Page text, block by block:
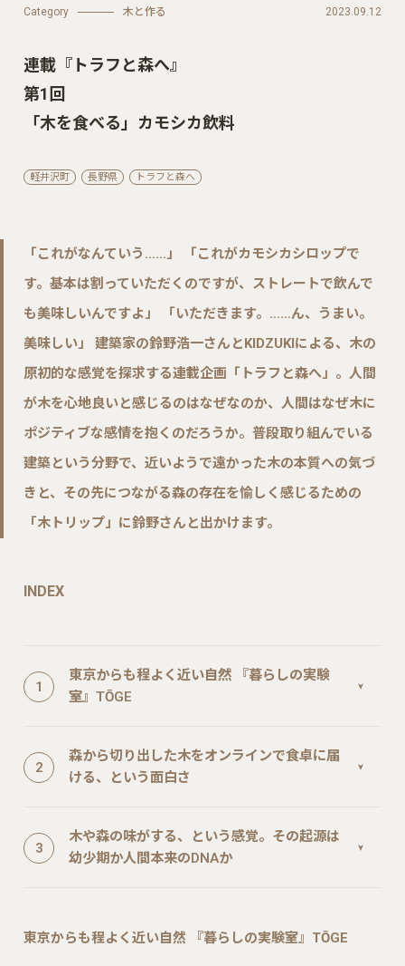
Category 木と作る 2023.09.12
連載『トラフと森へ』
第1回
「木を食べる」カモシカ飲料
軽井沢町 長野県 トラフと森へ
「これがなんていう……」 「これがカモシカシロップで
す。基本は割っていただくのですが、ストレートで飲んで
も美味しいんですよ」 「いただきます。……ん、うまい。
美味しい」 建築家の鈴野浩一さんとKIDZUKIによる、木の
原初的な感覚を探求する連載企画「トラフと森へ」。人間
が木を心地良いと感じるのはなぜなのか、人間はなぜ木に
ポジティブな感情を抱くのだろうか。普段取り組んでいる
建築という分野で、近いようで遠かった木の本質への気づ
きと、その先につながる森の存在を愉しく感じるための
「木トリップ」に鈴野さんと出かけます。
INDEX
東京からも程よく近い自然 『暮らしの実験
室』TŌGE
森から切り出した木をオンラインで食卓に届
ける、という面白さ
木や森の味がする、という感覚。その起源は
幼少期か人間本来のDNAか
東京からも程よく近い自然 『暮らしの実験室』TŌGE